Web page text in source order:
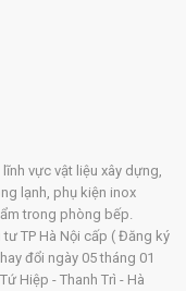
vực vật liệu xây dựng,
lạnh, phụ kiện inox
trong phòng bếp.
TP Hà Nội cấp ( Đăng ký
đổi ngày 05 tháng 01
Hiệp - Thanh Trì - Hà